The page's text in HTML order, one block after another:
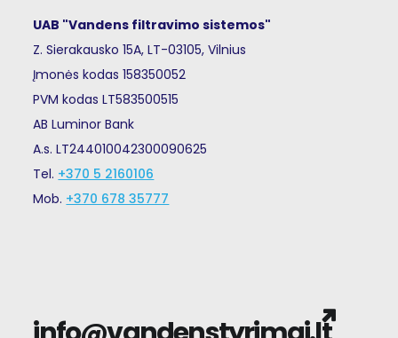
UAB "Vandens filtravimo sistemos"
Z. Sierakausko 15A, LT-03105, Vilnius
Įmonės kodas 158350052
PVM kodas LT583500515
AB Luminor Bank
A.s. LT244010042300090625
Tel. +370 5 2160106
Mob. +370 678 35777